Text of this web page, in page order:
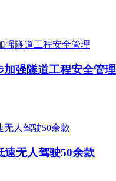
强隧道工程安全管理
速无人驾驶50余款